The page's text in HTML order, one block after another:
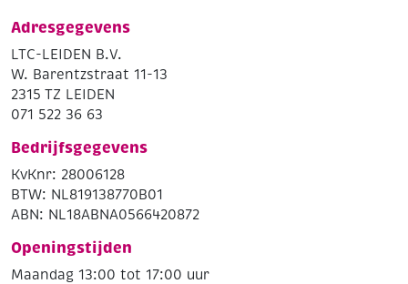
Adresgegevens
LTC-LEIDEN B.V.
W. Barentzstraat 11-13
2315 TZ LEIDEN
071 522 36 63
Bedrijfsgegevens
KvKnr: 28006128
BTW: NL819138770B01
ABN: NL18ABNA0566420872
Openingstijden
Maandag 13:00 tot 17:00 uur